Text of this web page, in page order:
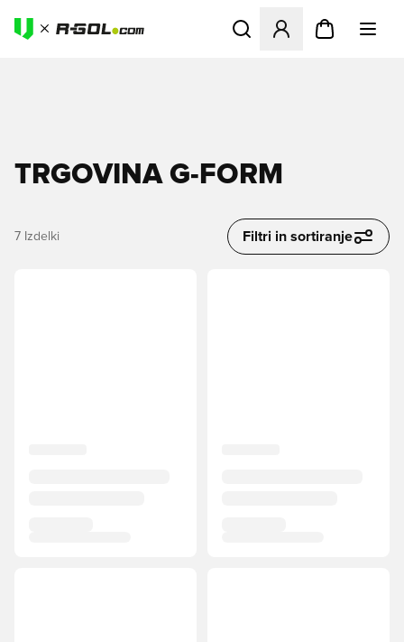
Odpre Modal za prijavo ali
TRGOVINA G-FORM
7 Izdelki Filtri in sortiranje